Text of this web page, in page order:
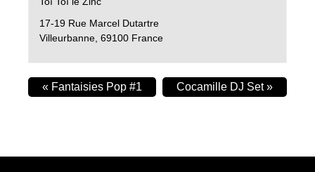
17-19 Rue Marcel Dutartre
Villeurbanne, 69100 France
« Fantaisies Pop #1 Cocamille DJ Set»